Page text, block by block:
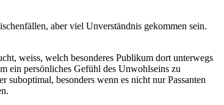
aber viel Unverständnis gekommen sein.
weiss, welch besonderes Publikum dort unterwegs
ein persönliches Gefühl des Unwohlseins zu
besonders wenn es nicht nur Passanten